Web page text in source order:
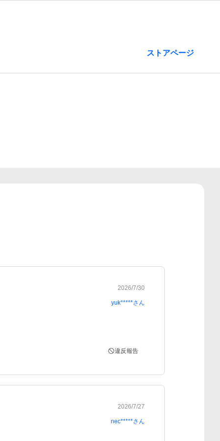
ストアページ
2026/7/30
yuk*****さん
違反報告
2026/7/27
nec*****さん